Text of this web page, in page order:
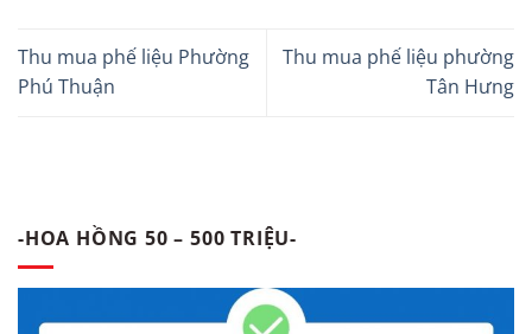
Thu mua phế liệu Phường
Phú Thuận
Thu mua phế liệu phường
Tân Hưng
-HOA HỒNG 50 – 500 TRIỆU-